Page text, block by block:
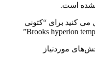
است.
می کنید برای “کتونی
موردنیاز